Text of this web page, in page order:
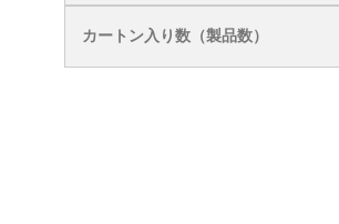
カートン入り数（製品数）